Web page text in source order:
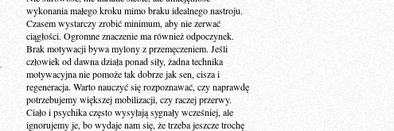
wykonania małego kroku mimo braku idealnego nastroju.
Czasem wystarczy zrobić minimum, aby nie zerwać
ciągłości. Ogromne znaczenie ma również odpoczynek.
Brak motywacji bywa mylony z przemęczeniem. Jeśli
człowiek od dawna działa ponad siły, żadna technika
motywacyjna nie pomoże tak dobrze jak sen, cisza i
regeneracja. Warto nauczyć się rozpoznawać, czy naprawdę
potrzebujemy większej mobilizacji, czy raczej przerwy.
Ciało i psychika często wysyłają sygnały wcześniej, ale
ignorujemy je, bo wydaje nam się, że trzeba jeszcze trochę